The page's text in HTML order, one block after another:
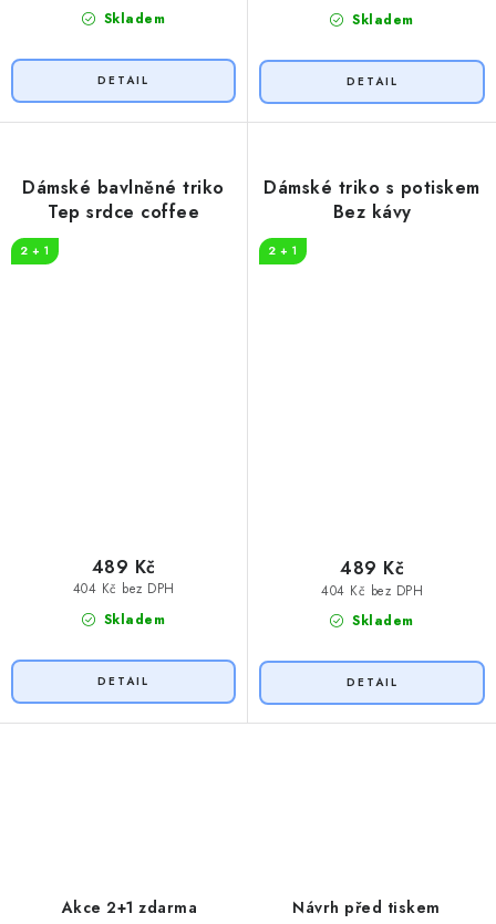
Skladem Skladem
Dámské bavlněné triko
Tep srdce coffee
2 + 1
Skladem
404 Kč bez DPH
489 Kč
Dámské triko s potiskem
Bez kávy
2 + 1
Skladem
404 Kč bez DPH
489 Kč
Akce 2+1 zdarma Návrh před tiskem